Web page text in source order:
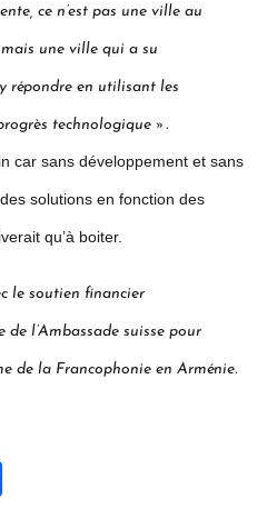
ce n’est pas une ville au
une ville qui a su
répondre en utilisant les
technologique ».
car sans développement et sans
solutions en fonction des
qu’à boiter.
le soutien financier
de l’Ambassade suisse pour
de la Francophonie en Arménie.